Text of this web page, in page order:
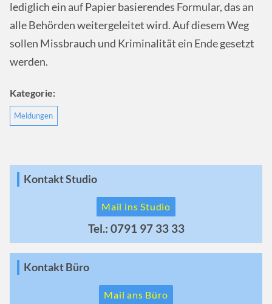
lediglich ein auf Papier basierendes Formular, das an
alle Behörden weitergeleitet wird. Auf diesem Weg
sollen Missbrauch und Kriminalität ein Ende gesetzt
werden.
Kategorie:
Meldungen
Kontakt Studio
Mail ins Studio
Tel.: 0791 97 33 33
Kontakt Büro
Mail ans Büro